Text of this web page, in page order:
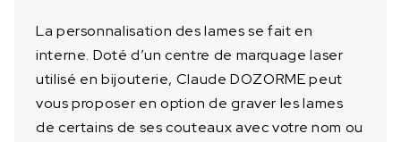
La personnalisation des lames se fait en
interne. Doté d’un centre de marquage laser
utilisé en bijouterie, Claude DOZORME peut
vous proposer en option de graver les lames
de certains de ses couteaux avec votre nom ou